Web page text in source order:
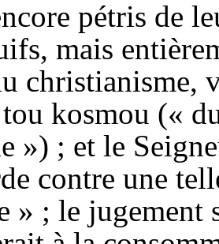
pétris de
mais
christianisme,
tou kosmou («
») ; et le
contre une
» ; le jugement